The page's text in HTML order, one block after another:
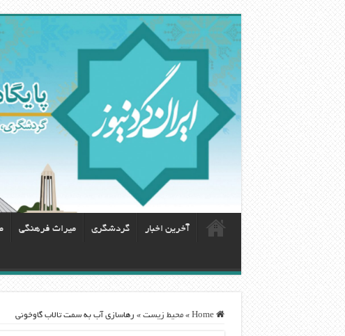
آخرین اخبار گردشگری ميراث فرهنگی
Home
» محيط زيست » رهاسازی آب به سمت تالاب گاوخونی